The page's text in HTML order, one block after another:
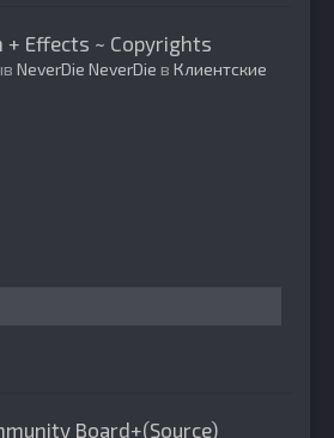
+ Effects ~ Copyrights
NeverDie NeverDie в Клиентские
Board+(Source)